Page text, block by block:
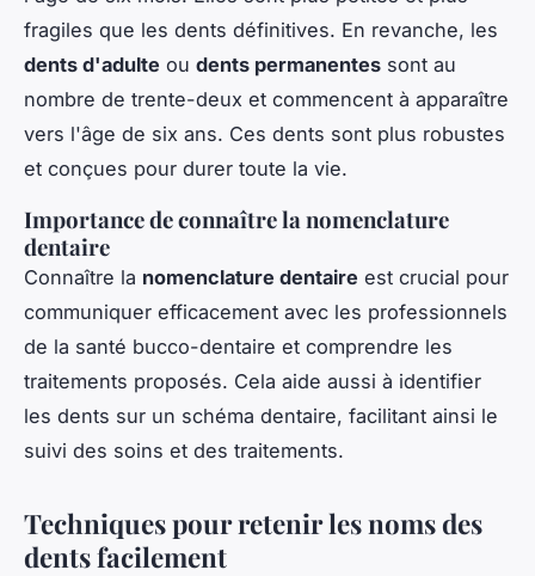
fragiles que les dents définitives. En revanche, les
dents d'adulte ou dents permanentes sont au
nombre de trente-deux et commencent à apparaître
vers l'âge de six ans. Ces dents sont plus robustes
et conçues pour durer toute la vie.
Importance de connaître la nomenclature
dentaire
Connaître la nomenclature dentaire est crucial pour
communiquer efficacement avec les professionnels
de la santé bucco-dentaire et comprendre les
traitements proposés. Cela aide aussi à identifier
les dents sur un schéma dentaire, facilitant ainsi le
suivi des soins et des traitements.
Techniques pour retenir les noms des
dents facilement